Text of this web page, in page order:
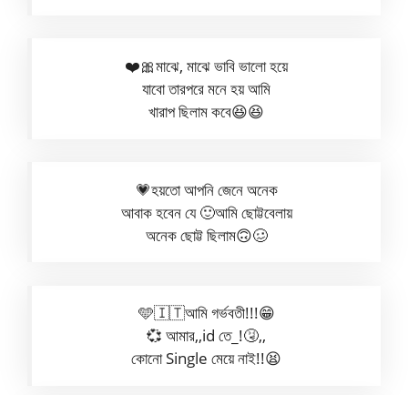
❤️🎀মাঝে, মাঝে ভাবি ভালো হয়ে
যাবো তারপরে মনে হয় আমি
খারাপ ছিলাম কবে😆😆
💗হয়তো আপনি জেনে অনেক
আবাক হবেন যে 🙂আমি ছোট্টবেলায়
অনেক ছোট্ট ছিলাম🙃🥴
🩵🇮🇹আমি গর্ভবতী!!!😁
💞 আমার,,id তে_!🤧,,
কোনো Single মেয়ে নাই!!😫